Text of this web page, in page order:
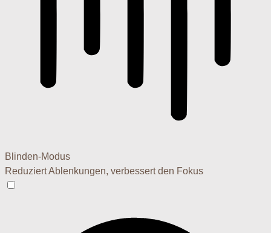
Blinden-Modus
Reduziert Ablenkungen, verbessert den Fokus